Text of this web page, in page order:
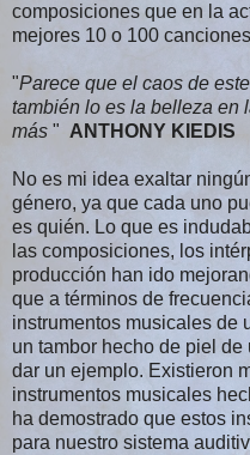
composiciones que en la
mejores 10 o 100
"Parece que el caos de
también lo es la belleza en
más " ANTHONY KIEDIS
No es mi idea exaltar
género, ya que cada uno
es quién. Lo que es
las composiciones, los
producción han ido
que a términos de
instrumentos musicales de
un tambor hecho de piel
dar un ejemplo. Existieron
instrumentos musicales
ha demostrado que estos
para nuestro sistema